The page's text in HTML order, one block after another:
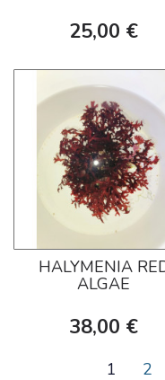
25,00 €
HALYMENIA
ALGAE
38,00 €
1 2